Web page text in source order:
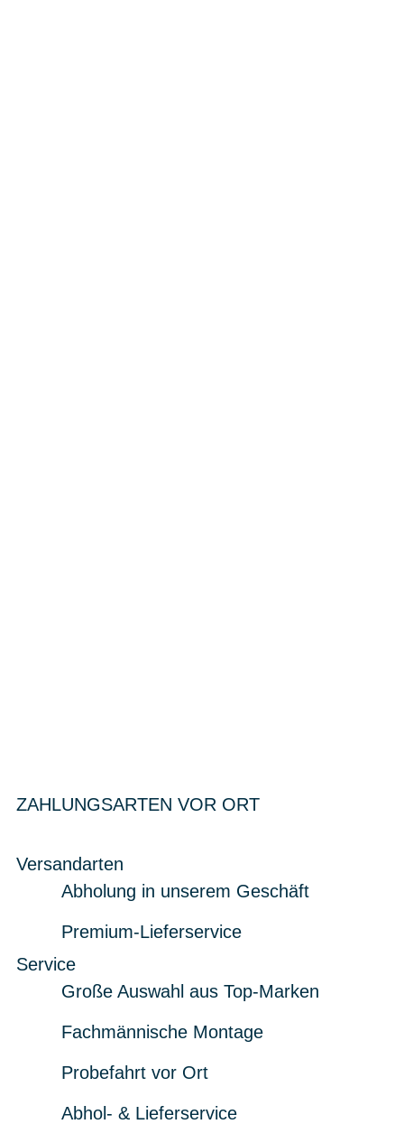
ZAHLUNGSARTEN VOR ORT
Versandarten
Abholung in unserem Geschäft
Premium-Lieferservice
Service
Große Auswahl aus Top-Marken
Fachmännische Montage
Probefahrt vor Ort
Abhol- & Lieferservice